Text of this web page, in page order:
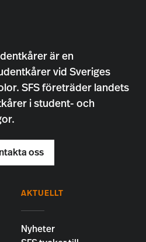
är en
vid Sveriges
SFS företräder landets
i student- och
oss
AKTUELLT
Nyheter